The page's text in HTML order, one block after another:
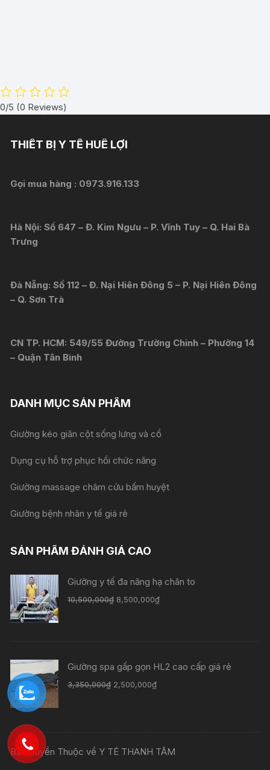
0/5 (0 Reviews)
THIẾT BỊ Y TẾ HUÊ LỢI
Gọi mua hàng : 0973.916.133
Hà Nội: Số 647 – Đ. Kim Ngưu – P. Vĩnh Tuy – Q. Hai Bà
Trưng
Đà Nẵng: Số 112 – Đ. Nại Hiên Đông 5 – P. Nại Hiên Đông
– Q. Sơn Trà
CN TP. HCM: 549/55 Đường Trường Chinh – Phường 14
– Quận Tân Bình
DANH MỤC SẢN PHẨM
Giường kéo giãn cột sống lưng và cổ
Dụng cụ hỗ trợ phục hồi chức năng
Giường massage châm cứu bấm huyệt
Giường bệnh nhân y tế giá rẻ
SẢN PHẨM ĐÁNH GIÁ CAO
Giường y tế đa năng hạ chân to
10,500,000₫ 8,500,000₫
Giường spa gấp gọn HL2 cao cấp giá rẻ
3,350,000₫ 2,500,000₫
Bản Quyền Thuộc về Y TÉ THANH TÂM